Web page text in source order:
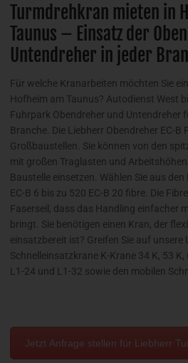
Turmdrehkran mieten in
Taunus – Einsatz der
Untendreher in jeder
Für welche Kranarbeiten möchten Sie
Hofheim am Taunus? Autodienst West
Fuhrpark Obendreher und Untendreher
Branche. Die Liebherr Obendreher EC-
Großbaustellen. Sie können von den
mit großen Traglasten und
Baustelle einsetzen. Wählen Sie aus
EC-B 6 bis zu 520 EC-B 20 fibre. Die
Faserseil, dass das Handling einfacher
bringt. Sie benötigen einen Kran, der
einsatzbereit ist? Greifen Sie auf unsere
Schnelleinsatzkrane K-Krane 34 K, 53
L1-24 und L1-32 sowie den mobilen
Jetzt Anfrage stellen für Liebherr